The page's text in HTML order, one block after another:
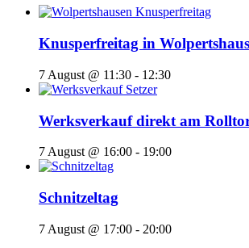
Knusperfreitag in
7 August @ 11:30 - 12:30
Werksverkauf direkt am
7 August @ 16:00 - 19:00
Schnitzeltag
7 August @ 17:00 - 20:00